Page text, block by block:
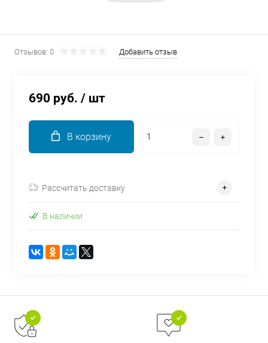
Отзывов: 0 Добавить отзыв
690 руб. / шт
В корзину
Рассчитать доставку
В наличии
выбранный способом
списываться
по25 %каждые 2 недели
8 800 302-02-51